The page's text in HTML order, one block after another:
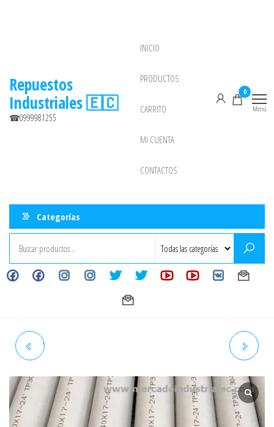
Repuestos
Industriales 🇪🇨
☎0999981255
INICIO
PRODUCTOS
CARRITO
MI CUENTA
CONTACTOS
0
Menú
Categorías
TUBO INOXIDABLE 3" SCH.
CÉDULA 40 X L = 6 METROS
CON COSTURA ASTM A-312
EXTREMOS SOLDABLES 1/2"
SCH. CÉDULA 40 GRADO 304